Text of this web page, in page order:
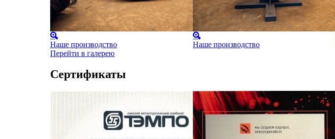
Наше производство Наше производство
Перейти в галерею
Сертификаты